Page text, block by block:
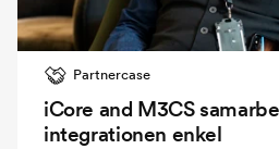
Partnercase
iCore and M3CS
integrationen enkel